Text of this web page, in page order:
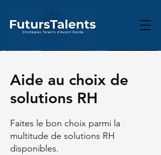
Aide au choix de
solutions RH
Faites le bon choix parmi la
multitude de solutions RH
disponibles.